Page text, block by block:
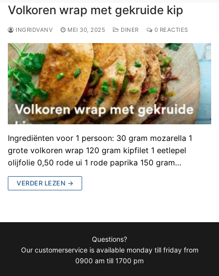
Volkoren wrap met gekruide kip
INGRIDVANV MEI 30, 2025 DINER 0 REACTIES
Ingrediënten voor 1 persoon: 30 gram mozarella 1
grote volkoren wrap 120 gram kipfilet 1 eetlepel
olijfolie 0,50 rode ui 1 rode paprika 150 gram…
VERDER LEZEN →
Questions?
Our customerservice is available monday till friday from
0900 am till 1700 pm